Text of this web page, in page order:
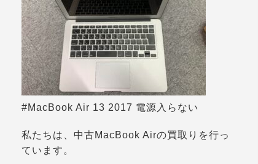
#MacBook Air 13 2017 電源入らない
私たちは、中古MacBook Airの買取りを行っ
ています。